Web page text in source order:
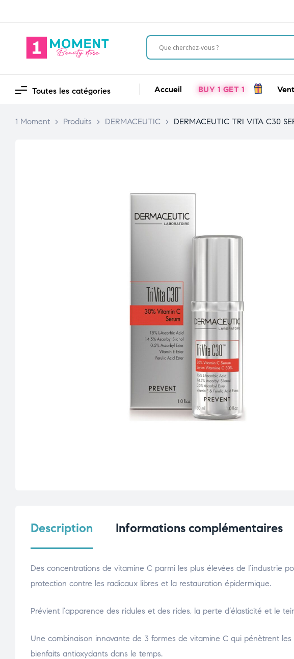
Toutes les catégories Accueil BUY 1 GET 1
1 Moment > Produits > DERMACEUTIC > DERMACEUTIC TRI VITA C30
Description Informations complémentaires
Des concentrations de vitamine C parmi les plus élevées de l’industrie
protection contre les radicaux libres et la restauration épidermique.
Prévient l’apparence des ridules et des rides, la perte d’élasticité et le
Une combinaison innovante de 3 formes de vitamine C qui pénètrent
bienfaits antioxydants dans le temps.